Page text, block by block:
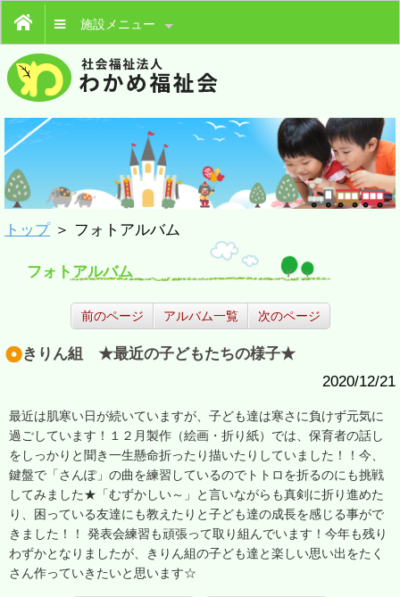
施設メニュー
トップ＞ フォトアルバム
フォトアルバム
前のページ アルバム一覧 次のページ
きりん組 ★最近の子どもたちの様子★
2020/12/21
最近は肌寒い日が続いていますが、子ども達は寒さに負けず元気に
過ごしています！１２月製作（絵画・折り紙）では、保育者の話し
をしっかりと聞き一生懸命折ったり描いたりしていました！！今、
鍵盤で「さんぽ」の曲を練習しているのでトトロを折るのにも挑戦
してみました★「むずかしい～」と言いながらも真剣に折り進めた
り、困っている友達にも教えたりと子ども達の成長を感じる事がで
きました！！ 発表会練習も頑張って取り組んでいます！今年も残り
わずかとなりましたが、きりん組の子ども達と楽しい思い出をたく
さん作っていきたいと思います☆